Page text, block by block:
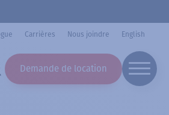
Carrières Nous joindre English
Demande de location